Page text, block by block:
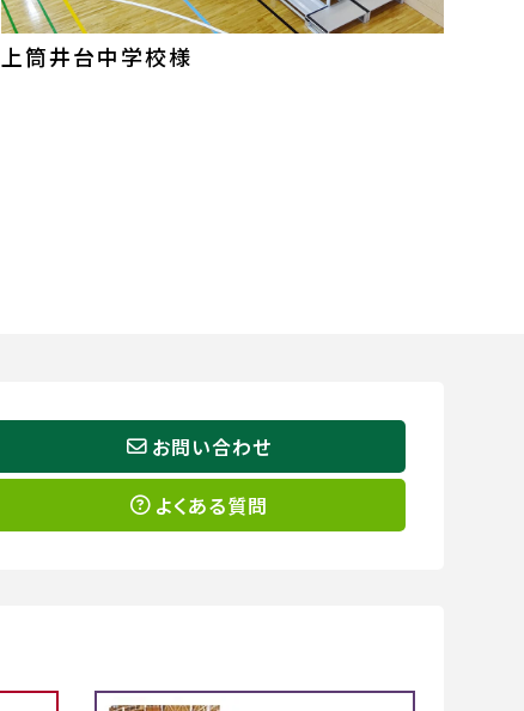
上筒井台中学校様
お問い合わせ
よくある質問